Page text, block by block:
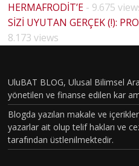
HERMAFRODİT’E - 9.675
SİZİ UYUTAN GERÇEK (!):
8.173 views
UluBAT BLOG, Ulusal Bilimsel
yönetilen ve finanse edilen kar
Blogda yazılan makale ve
yazarlar ait olup telif hakları ve
tarafından üstlenilmektedir.
BİYOLO
JİK
TOPLU
MSAL
CİNSİYE
T